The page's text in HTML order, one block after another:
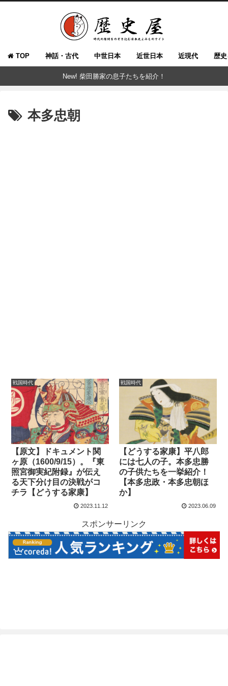
TOP 神話・古代 中世日本 近世日本 近現代 歴
New! 柴田勝家の息子たちを紹介！
本多忠朝
戦国時代
【原文】ドキュメント関
ヶ原（1600/9/15）。『東
照宮御実紀附録』が伝え
る天下分け目の決戦がコ
チラ【どうする家康】
2023.11.12
戦国時代
【どうする家康】平八郎
には七人の子。本多忠勝
の子供たちを一挙紹介！
【本多忠政・本多忠朝ほ
か】
2023.06.09
スポンサーリンク